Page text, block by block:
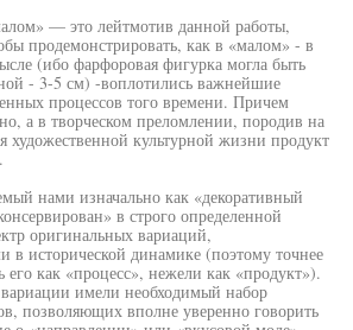
— это лейтмотив данной работы,
продемонстрировать, как в «малом» - в
(ибо фарфоровая фигурка могла быть
- 3-5 см) -воплотились важнейшие
процессов того времени. Причем
а в творческом преломлении, породив на
культурной жизни продукт
нами изначально как «декоративный
в строго определенной
оригинальных вариаций,
в исторической динамике (поэтому точнее
его как «процесс», нежели как «продукт»).
имели необходимый набор
позволяющих вполне уверенно говорить